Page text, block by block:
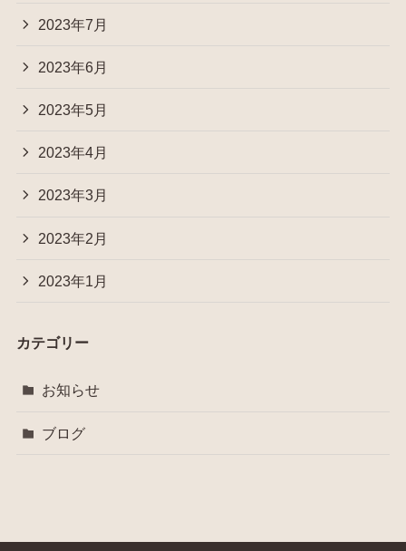
2023年7月
2023年6月
2023年5月
2023年4月
2023年3月
2023年2月
2023年1月
カテゴリー
お知らせ
ブログ